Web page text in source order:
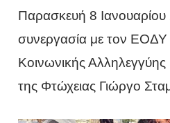
Παρασκευή 8
συνεργασία με τον ΕΟΔΥ
Κοινωνικής
της Φτώχειας Γιώργο